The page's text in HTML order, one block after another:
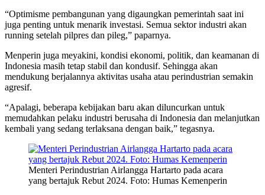
“Optimisme pembangunan yang digaungkan pemerintah saat ini
juga penting untuk menarik investasi. Semua sektor industri akan
running setelah pilpres dan pileg,” paparnya.
Menperin juga meyakini, kondisi ekonomi, politik, dan keamanan di
Indonesia masih tetap stabil dan kondusif. Sehingga akan
mendukung berjalannya aktivitas usaha atau perindustrian semakin
agresif.
“Apalagi, beberapa kebijakan baru akan diluncurkan untuk
memudahkan pelaku industri berusaha di Indonesia dan melanjutkan
kembali yang sedang terlaksana dengan baik,” tegasnya.
Menteri Perindustrian Airlangga Hartarto pada acara
yang bertajuk Rebut 2024. Foto: Humas Kemenperin